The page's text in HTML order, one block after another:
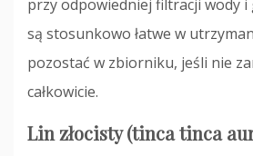
przy odpowiedniej filtracji wody i
są stosunkowo łatwe w
pozostać w zbiorniku, jeśli nie
całkowicie.
Lin złocisty (tinca tinca